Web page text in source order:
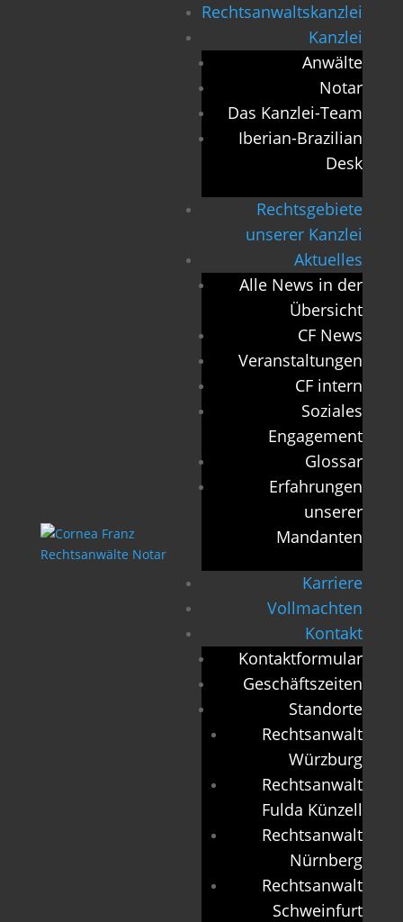
Rechtsanwaltskanzlei
Kanzlei
Anwälte
Notar
Das Kanzlei-Team
Iberian-Brazilian
Desk
Rechtsgebiete
unserer Kanzlei
Aktuelles
Alle News in der
Übersicht
CF News
Veranstaltungen
CF intern
Soziales
Engagement
Glossar
Erfahrungen
unserer
Mandanten
Karriere
Vollmachten
Kontakt
Kontaktformular
Geschäftszeiten
Standorte
Rechtsanwalt
Würzburg
Rechtsanwalt
Fulda Künzell
Rechtsanwalt
Nürnberg
Rechtsanwalt
Schweinfurt